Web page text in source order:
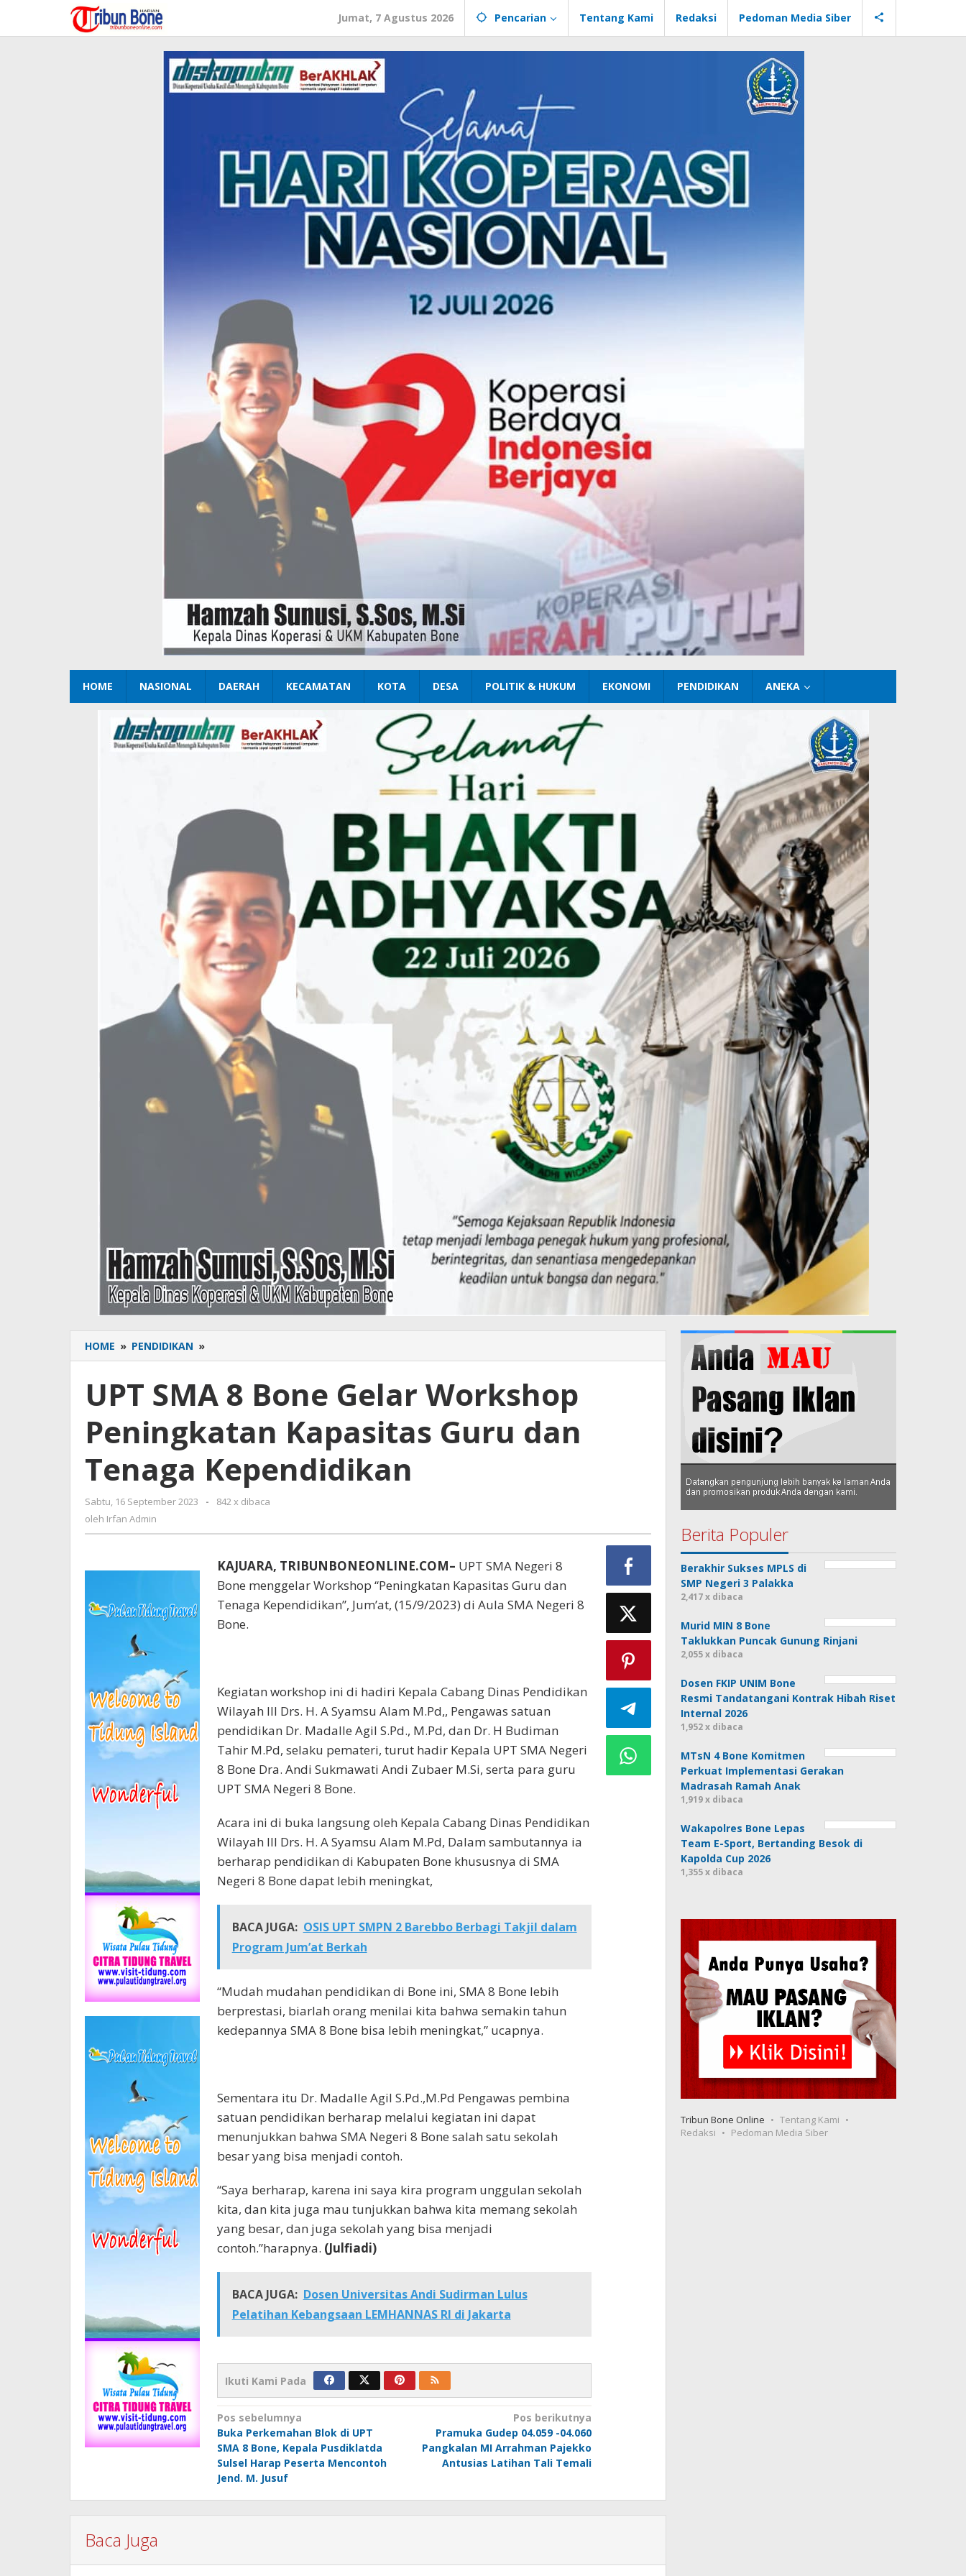
konten
Jumat, 7 Agustus 2026 Pencarian Tentang Kami Redaksi Pedoman Media Siber
HOME NASIONAL DAERAH KECAMATAN KOTA DESA POLITIK & HUKUM EKONOMI PENDIDIKAN ANEKA
HOME » PENDIDIKAN »
SMA
Bone
Gelar
Workshop
Peningkatan
Guru
dan
Tenaga
UPT SMA 8 Bone Gelar Workshop
Peningkatan Kapasitas Guru dan
Tenaga Kependidikan
Sabtu, 16 September 2023
oleh
-
842 x dibaca
oleh Irfan Admin
KAJUARA, TRIBUNBONEONLINE.COM– UPT SMA Negeri 8
Bone menggelar Workshop “Peningkatan Kapasitas Guru dan
Tenaga Kependidikan”, Jum’at, (15/9/2023) di Aula SMA Negeri 8
Bone.
Kegiatan workshop ini di hadiri Kepala Cabang Dinas Pendidikan
Wilayah III Drs. H. A Syamsu Alam M.Pd,, Pengawas satuan
pendidikan Dr. Madalle Agil S.Pd., M.Pd, dan Dr. H Budiman
Tahir M.Pd, selaku pemateri, turut hadir Kepala UPT SMA Negeri
8 Bone Dra. Andi Sukmawati Andi Zubaer M.Si, serta para guru
UPT SMA Negeri 8 Bone.
Acara ini di buka langsung oleh Kepala Cabang Dinas Pendidikan
Wilayah III Drs. H. A Syamsu Alam M.Pd, Dalam sambutannya ia
berharap pendidikan di Kabupaten Bone khususnya di SMA
Negeri 8 Bone dapat lebih meningkat,
BACA JUGA: OSIS UPT SMPN 2 Barebbo Berbagi Takjil dalam
Program Jum’at Berkah
“Mudah mudahan pendidikan di Bone ini, SMA 8 Bone lebih
berprestasi, biarlah orang menilai kita bahwa semakin tahun
kedepannya SMA 8 Bone bisa lebih meningkat,” ucapnya.
Sementara itu Dr. Madalle Agil S.Pd.,M.Pd Pengawas pembina
satuan pendidikan berharap melalui kegiatan ini dapat
menunjukkan bahwa SMA Negeri 8 Bone salah satu sekolah
besar yang bisa menjadi contoh.
“Saya berharap, karena ini saya kira program unggulan sekolah
kita, dan kita juga mau tunjukkan bahwa kita memang sekolah
yang besar, dan juga sekolah yang bisa menjadi
contoh.”harapnya. (Julfiadi)
BACA JUGA: Dosen Universitas Andi Sudirman Lulus
Pelatihan Kebangsaan LEMHANNAS RI di Jakarta
Ikuti Kami Pada
Navigasi
pos
Pos sebelumnya
Buka Perkemahan Blok di UPT
SMA 8 Bone, Kepala Pusdiklatda
Sulsel Harap Peserta Mencontoh
Jend. M. Jusuf
Pos berikutnya
Pramuka Gudep 04.059 -04.060
Pangkalan MI Arrahman Pajekko
Antusias Latihan Tali Temali
Baca Juga
Berita Populer
Berakhir Sukses MPLS di
SMP Negeri 3 Palakka
2,417 x dibaca
Murid MIN 8 Bone
Taklukkan Puncak Gunung Rinjani
2,055 x dibaca
Dosen FKIP UNIM Bone
Resmi Tandatangani Kontrak Hibah Riset
Internal 2026
1,952 x dibaca
MTsN 4 Bone Komitmen
Perkuat Implementasi Gerakan
Madrasah Ramah Anak
1,919 x dibaca
Wakapolres Bone Lepas
Team E-Sport, Bertanding Besok di
Kapolda Cup 2026
1,355 x dibaca
Tribun Bone Online
Tentang Kami
Redaksi
Pedoman Media Siber